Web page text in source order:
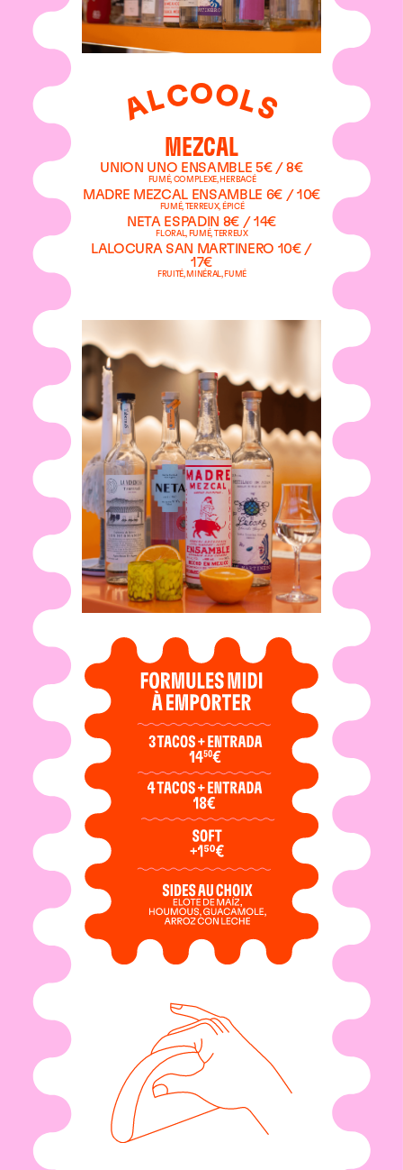
ALCOOLS
MEZCAL
UNION UNO ENSAMBLE 5€ / 8€
FUMÉ, COMPLEXE, HERBACÉ
MADRE MEZCAL ENSAMBLE 6€ / 10€
FUMÉ, TERREUX, ÉPICÉ
NETA ESPADIN 8€ / 14€
FLORAL, FUMÉ, TERREUX
LALOCURA SAN MARTINERO 10€ /
17€
FRUITÉ, MINÉRAL, FUMÉ